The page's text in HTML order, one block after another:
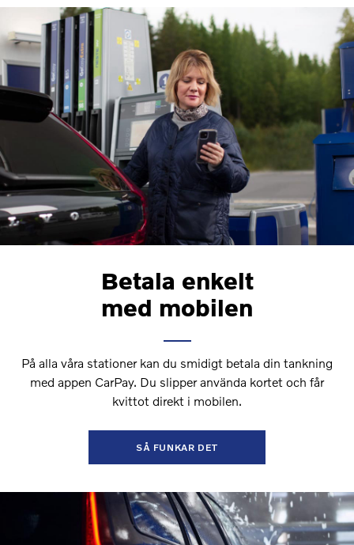
Betala enkelt
med mobilen
På alla våra stationer kan du smidigt betala din tankning
med appen CarPay. Du slipper använda kortet och får
kvittot direkt i mobilen.
SÅ FUNKAR DET